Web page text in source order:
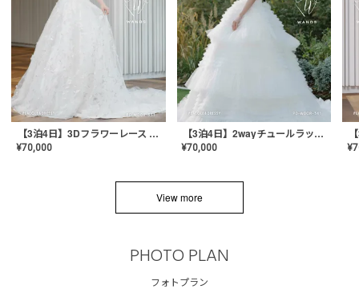
【3泊4日】3Dフラワーレース ドレス〈PD-WDOR-331〉
¥70,000
【3泊4日】2wayチュールラッフルドレス〈PD-WDOR-341RTL〉
¥70,000 ¥
View more
PHOTO PLAN
フォトプラン